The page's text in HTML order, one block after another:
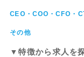
CEO・COO・CFO・
その他
▼特徴から求人を